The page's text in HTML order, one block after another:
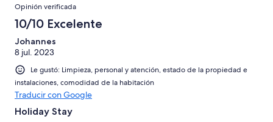
Opinión verificada
10/10 Excelente
Johannes
8 jul. 2023
Le gustó: Limpieza, personal y atención, estado de la propiedad e
instalaciones, comodidad de la habitación
Traducir con Google
Holiday Stay